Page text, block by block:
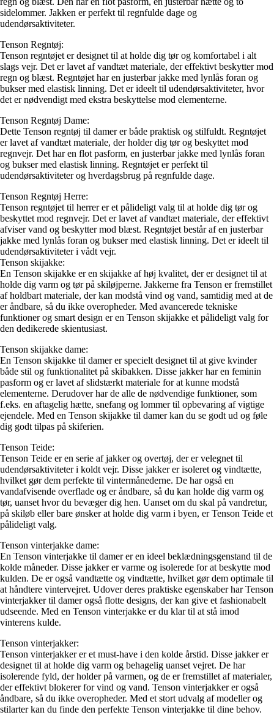
sidelommer. Jakken er perfekt til regnfulde dage og
udendørsaktiviteter.
Tenson Regntøj:
Tenson regntøjet er designet til at holde dig tør og komfortabel i alt
slags vejr. Det er lavet af vandtæt materiale, der effektivt beskytter mod
regn og blæst. Regntøjet har en justerbar jakke med lynlås foran og
bukser med elastisk linning. Det er ideelt til udendørsaktiviteter, hvor
det er nødvendigt med ekstra beskyttelse mod elementerne.
Tenson Regntøj Dame:
Dette Tenson regntøj til damer er både praktisk og stilfuldt. Regntøjet
er lavet af vandtæt materiale, der holder dig tør og beskyttet mod
regnvejr. Det har en flot pasform, en justerbar jakke med lynlås foran
og bukser med elastisk linning. Regntøjet er perfekt til
udendørsaktiviteter og hverdagsbrug på regnfulde dage.
Tenson Regntøj Herre:
Tenson regntøjet til herrer er et pålideligt valg til at holde dig tør og
beskyttet mod regnvejr. Det er lavet af vandtæt materiale, der effektivt
afviser vand og beskytter mod blæst. Regntøjet består af en justerbar
jakke med lynlås foran og bukser med elastisk linning. Det er ideelt til
udendørsaktiviteter i vådt vejr.
Tenson skijakke:
En Tenson skijakke er en skijakke af høj kvalitet, der er designet til at
holde dig varm og tør på skiløjperne. Jakkerne fra Tenson er fremstillet
af holdbart materiale, der kan modstå vind og vand, samtidig med at de
er åndbare, så du ikke overopheder. Med avancerede tekniske
funktioner og smart design er en Tenson skijakke et pålideligt valg for
den dedikerede skientusiast.
Tenson skijakke dame:
En Tenson skijakke til damer er specielt designet til at give kvinder
både stil og funktionalitet på skibakken. Disse jakker har en feminin
pasform og er lavet af slidstærkt materiale for at kunne modstå
elementerne. Derudover har de alle de nødvendige funktioner, som
f.eks. en aftagelig hætte, snefang og lommer til opbevaring af vigtige
ejendele. Med en Tenson skijakke til damer kan du se godt ud og føle
dig godt tilpas på skiferien.
Tenson Teide:
Tenson Teide er en serie af jakker og overtøj, der er velegnet til
udendørsaktiviteter i koldt vejr. Disse jakker er isoleret og vindtætte,
hvilket gør dem perfekte til vintermånederne. De har også en
vandafvisende overflade og er åndbare, så du kan holde dig varm og
tør, uanset hvor du bevæger dig hen. Uanset om du skal på vandretur,
på skiløb eller bare ønsker at holde dig varm i byen, er Tenson Teide et
pålideligt valg.
Tenson vinterjakke dame:
En Tenson vinterjakke til damer er en ideel beklædningsgenstand til de
kolde måneder. Disse jakker er varme og isolerede for at beskytte mod
kulden. De er også vandtætte og vindtætte, hvilket gør dem optimale til
at håndtere vintervejret. Udover deres praktiske egenskaber har Tenson
vinterjakker til damer også flotte designs, der kan give et fashionabelt
udseende. Med en Tenson vinterjakke er du klar til at stå imod
vinterens kulde.
Tenson vinterjakker:
Tenson vinterjakker er et must-have i den kolde årstid. Disse jakker er
designet til at holde dig varm og behagelig uanset vejret. De har
isolerende fyld, der holder på varmen, og de er fremstillet af materialer,
der effektivt blokerer for vind og vand. Tenson vinterjakker er også
åndbare, så du ikke overopheder. Med et stort udvalg af modeller og
stilarter kan du finde den perfekte Tenson vinterjakke til dine behov.